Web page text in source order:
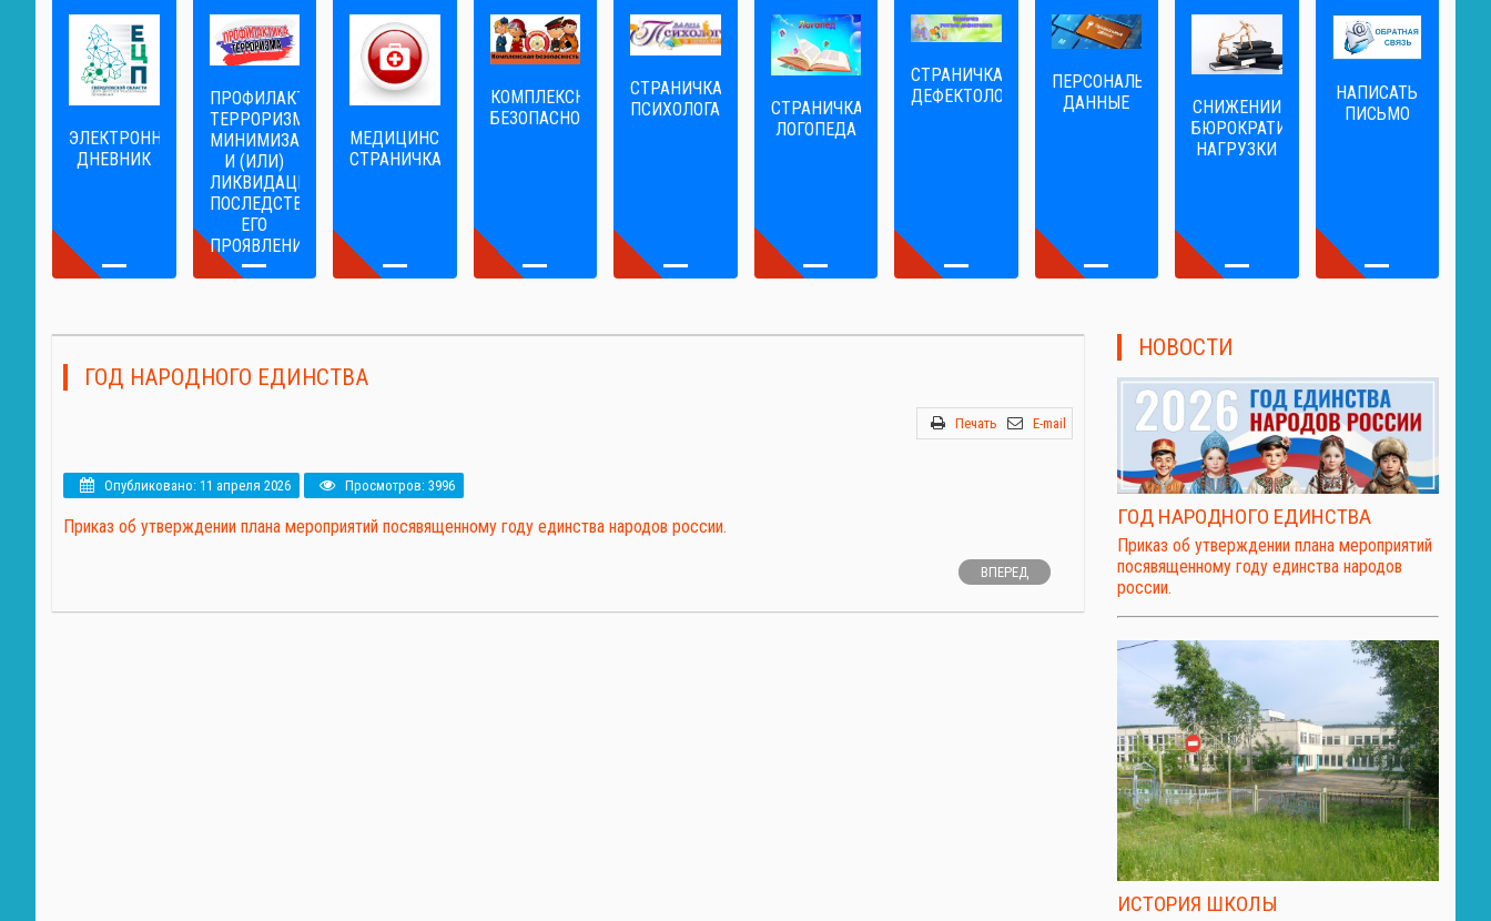
ЭЛЕКТРОННЫЙ
ДНЕВНИК
ПРОФИЛАКТИКА
ТЕРРОРИЗМА,
МИНИМИЗАЦИЯ
И (ИЛИ)
ЛИКВИДАЦИЯ
ПОСЛЕДСТВИЙ
ЕГО
ПРОЯВЛЕНИЙ
МЕДИЦИНСКАЯ
СТРАНИЧКА
КОМПЛЕКСНАЯ
БЕЗОПАСНОСТЬ
СТРАНИЧКА
ПСИХОЛОГА
СТРАНИЧКА
ЛОГОПЕДА
СТРАНИЧКА
ДЕФЕКТОЛОГА
ПЕРСОНАЛЬНЫЕ
ДАННЫЕ
CНИЖЕНИИ
БЮРОКРАТИЧЕСКОЙ
НАГРУЗКИ
НАПИСАТЬ
ПИСЬМО
ГОД НАРОДНОГО ЕДИНСТВА
Печать E-mail
Опубликовано: 11 апреля 2026 Просмотров: 3996
Приказ об утверждении плана мероприятий посявященному году единства народов россии.
ВПЕРЕД
НОВОСТИ
ГОД НАРОДНОГО ЕДИНСТВА
Приказ об утверждении плана мероприятий
посявященному году единства народов
россии.
ИСТОРИЯ ШКОЛЫ